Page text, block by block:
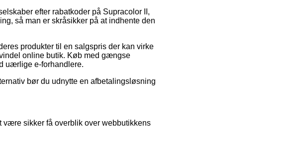
efter rabatkoder på Supracolor II,
så man er skråsikker på at indhente den
produkter til en salgspris der kan virke
online butik. Køb med gængse
uærlige e-forhandlere.
bør du udnytte en afbetalingsløsning
være sikker få overblik over webbutikkens